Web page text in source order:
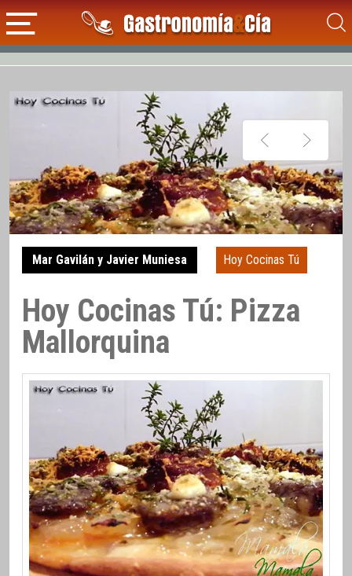
Mar Gavilán y Javier Muniesa Hoy Cocinas Tú
Hoy Cocinas Tú: Pizza
Mallorquina